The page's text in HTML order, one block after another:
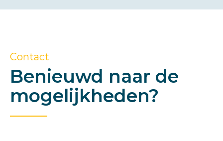
Contact
Benieuwd naar de
mogelijkheden?